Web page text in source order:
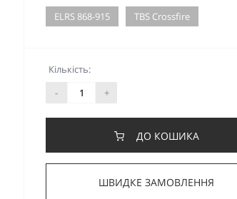
ELRS 868-915
TBS Crossfire
Кількість:
-
+
ДО КОШИКА
ШВИДКЕ ЗАМОВЛЕННЯ